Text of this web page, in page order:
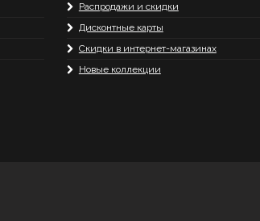
Распродажи и скидки
Дисконтные карты
Скидки в интернет-магазинах
Новые коллекции